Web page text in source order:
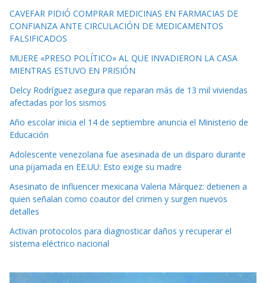
CAVEFAR PIDIÓ COMPRAR MEDICINAS EN FARMACIAS DE
CONFIANZA ANTE CIRCULACIÓN DE MEDICAMENTOS
FALSIFICADOS
MUERE «PRESO POLÍTICO» AL QUE INVADIERON LA CASA
MIENTRAS ESTUVO EN PRISIÓN
Delcy Rodríguez asegura que reparan más de 13 mil viviendas
afectadas por los sismos
Año escolar inicia el 14 de septiembre anuncia el Ministerio de
Educación
Adolescente venezolana fue asesinada de un disparo durante
una pijamada en EE.UU: Esto exige su madre
Asesinato de influencer mexicana Valeria Márquez: detienen a
quien señalan como coautor del crimen y surgen nuevos
detalles
Activan protocolos para diagnosticar daños y recuperar el
sistema eléctrico nacional